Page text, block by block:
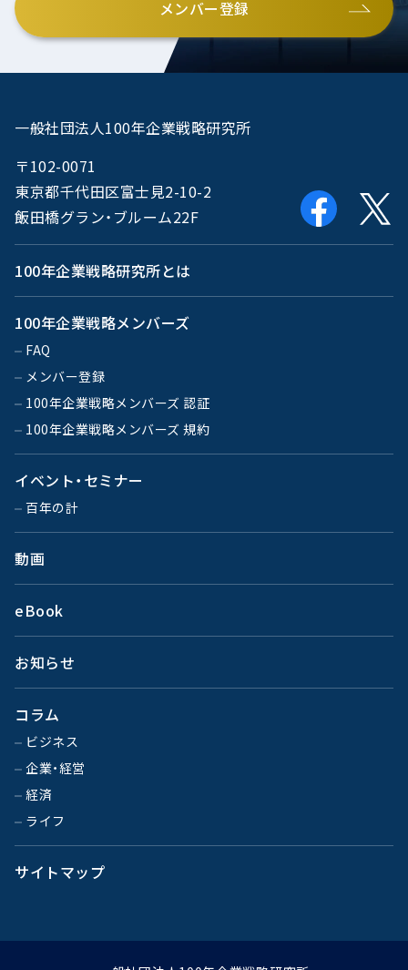
メンバー登録
一般社団法人100年企業戦略研究所
〒102-0071
東京都千代田区富士見2-10-2
飯田橋グラン・ブルーム22F
100年企業戦略研究所とは
100年企業戦略メンバーズ
FAQ
メンバー登録
100年企業戦略メンバーズ 認証
100年企業戦略メンバーズ 規約
イベント・セミナー
百年の計
動画
eBook
お知らせ
コラム
ビジネス
企業・経営
経済
ライフ
サイトマップ